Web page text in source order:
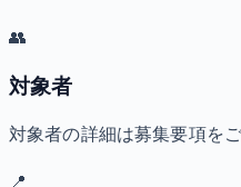
👥
対象者
対象者の詳細は募集要項を
📍